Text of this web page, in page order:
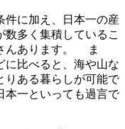
件に加え、日本一の産
多く集積しているこ
んあります。 ま
に比べると、海や山な
りある暮らしが可能で
本一といっても過言で